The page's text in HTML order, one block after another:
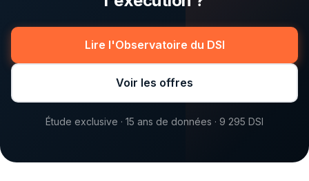
Lire l'Observatoire du DSI
Voir les offres
Étude exclusive · 15 ans de données · 9 295 DSI